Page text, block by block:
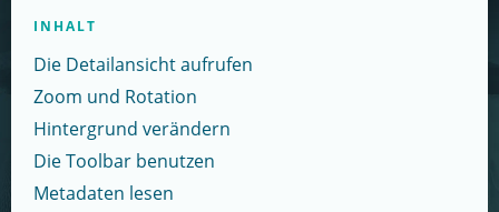
INHALT
Die Detailansicht aufrufen
Zoom und Rotation
Hintergrund verändern
Die Toolbar benutzen
Metadaten lesen